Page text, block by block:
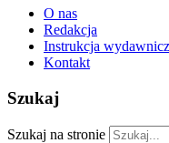
O nas
Redakcja
Instrukcja
Kontakt
Szukaj
Szukaj na stronie